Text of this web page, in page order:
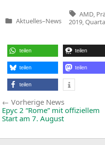
Veröffentlicht
Aktuelles–News
Tags:
AMD
2019,
teilen teilen
teilen teilen
teilen
Beitragsnavigation
Vorherige NewsVorherige
News:
Epyc 2 “Rome” mit offiziellem
Start am 7. August